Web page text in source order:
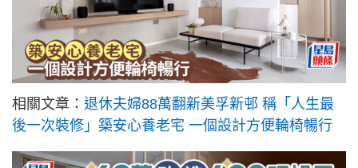
相關文章： 退休夫婦88萬翻新美孚新邨 稱「人生最
後一次裝修」築安心養老宅 一個設計方便輪椅暢行